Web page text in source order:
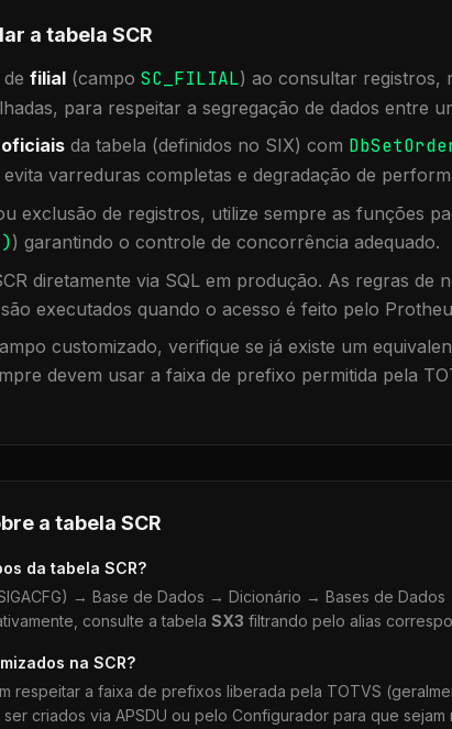
a tabela SCR
filial (campo SC_FILIAL) ao consultar registros,
para respeitar a segregação de dados entre
da tabela (definidos no SIX) com
evita varreduras completas e degradação de
exclusão de registros, utilize sempre as funções
) garantindo o controle de concorrência adequado.
diretamente via SQL em produção. As regras de
executados quando o acesso é feito pelo
customizado, verifique se já existe um
devem usar a faixa de prefixo permitida pela
a tabela SCR
da tabela SCR?
→ Base de Dados → Dicionário → Bases de
consulte a tabela SX3 filtrando pelo alias
na SCR?
respeitar a faixa de prefixos liberada pela TOTVS
criados via APSDU ou pelo Configurador para que sejam